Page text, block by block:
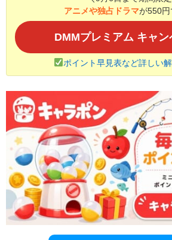
アニメや独占ドラマが550円
DMMプレミアム キャン
ポイント早見表など詳しい